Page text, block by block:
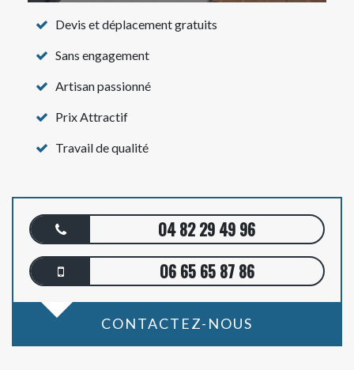
Devis et déplacement gratuits
Sans engagement
Artisan passionné
Prix Attractif
Travail de qualité
04 82 29 49 96
06 65 65 87 86
CONTACTEZ-NOUS